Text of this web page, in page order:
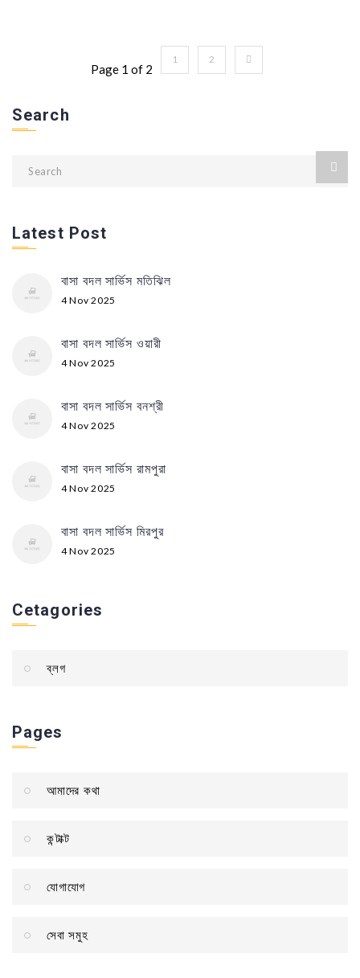
Page 1 of 2
1 2
Search
Latest Post
বাসা বদল সার্ভিস মতিঝিল
4 Nov 2025
বাসা বদল সার্ভিস ওয়ারী
4 Nov 2025
বাসা বদল সার্ভিস বনশ্রী
4 Nov 2025
বাসা বদল সার্ভিস রামপুরা
4 Nov 2025
বাসা বদল সার্ভিস মিরপুর
4 Nov 2025
Cetagories
ব্লগ
Pages
আমাদের কথা
কন্টাক্ট
যোগাযোগ
সেবা সমুহ